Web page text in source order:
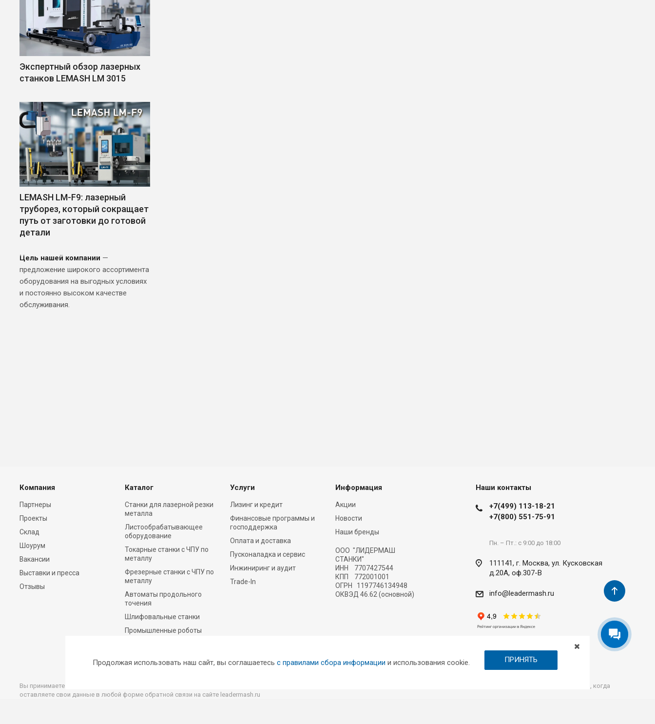
Экспертный обзор лазерных
станков LEMASH LM 3015
LEMASH LM-F9: лазерный
труборез, который сокращает
путь от заготовки до готовой
детали
Цель нашей компании —
предложение широкого ассортимента
оборудования на выгодных условиях
и постоянно высоком качестве
обслуживания.
Компания
Партнеры
Проекты
Склад
Шоурум
Вакансии
Выставки и пресса
Отзывы
Каталог
Станки для лазерной резки
металла
Листообрабатывающее
оборудование
Токарные станки с ЧПУ по
металлу
Фрезерные станки c ЧПУ по
металлу
Автоматы продольного
точения
Шлифовальные станки
Промышленные роботы
Запасные части
Услуги
Лизинг и кредит
Финансовые программы и
господдержка
Оплата и доставка
Пусконаладка и сервис
Инжиниринг и аудит
Trade-In
Информация
Акции
Новости
Наши бренды
ООО "ЛИДЕРМАШ
СТАНКИ"
ИНН 7707427544
КПП 772001001
ОГРН 1197746134948
ОКВЭД 46.62 (основной)
Наши контакты
+7(499) 113-18-21
+7(800) 551-75-91
Пн. – Пт.: с 9:00 до 18:00
111141, г. Москва, ул. Кусковская
д.20А, оф.307-В
info@leadermash.ru
Вы принимаете условия
каждый раз, когда
оставляете свои данные в любой форме обратной связи на сайте leadermash.ru
Продолжая использовать наш сайт, вы соглашаетесь с правилами сбора информации и использования cookie. ПРИНЯТЬ